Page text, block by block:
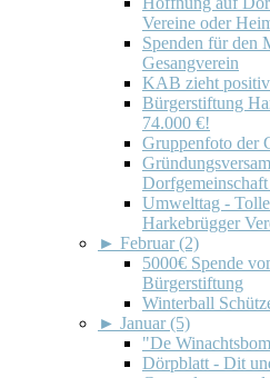
Vereine oder
Spenden für den
Gesangverein
KAB zieht
Bürgerstiftung
74.000 €!
Gruppenfoto der
Umwelttag -
Harkebrügger
► Februar (2)
5000€ Spende
Bürgerstiftung
Winterball
► Januar (5)
"De
Dörpblatt - Dit